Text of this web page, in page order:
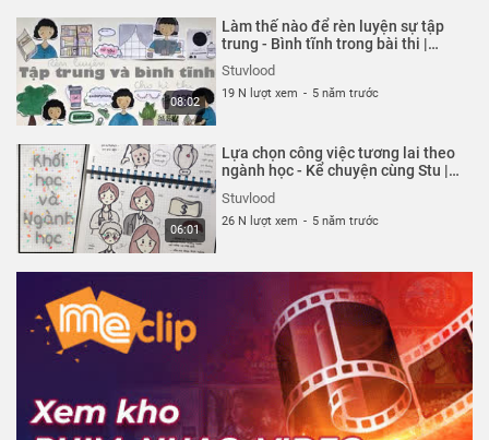
08:02
Làm thế nào để rèn luyện sự tập
trung - Bình tĩnh trong bài thi |
Stuvlood
Stuvlood
19 N lượt xem - 5 năm trước
06:01
Lựa chọn công việc tương lai theo
ngành học - Kể chuyện cùng Stu |
Stuvlood
26 N lượt xem - 5 năm trước